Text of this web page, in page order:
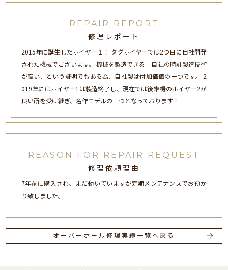
REPAIR REPORT
修理レポート
2015年に誕生したホイヤー１！ タグホイヤーでは2つ目に自社開発
された機械でございます。 機械を製造できる＝自社の時計製造技術
が高い、という証明でもある為、自社製は付加価値の一つです。 2
019年にはホイヤー1は製造終了し、現在では後継機のホイヤー2が
良い所を受け継ぎ、名作モデルの一つとなっております！
REASON FOR REPAIR REQUEST
修理依頼理由
7年前に購入され、まだ動いていますが定期メンテナンスでお預か
り致しました。
オーバーホール修理実績一覧へ戻る